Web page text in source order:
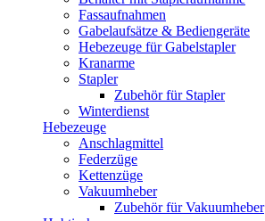
Fassaufnahmen
Gabelaufsätze & Bediengeräte
Hebezeuge für Gabelstapler
Kranarme
Stapler
Zubehör für Stapler
Winterdienst
Hebezeuge
Anschlagmittel
Federzüge
Kettenzüge
Vakuumheber
Zubehör für Vakuumheber